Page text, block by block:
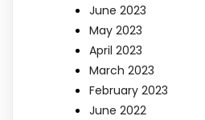
June 2023
May 2023
April 2023
March 2023
February 2023
June 2022